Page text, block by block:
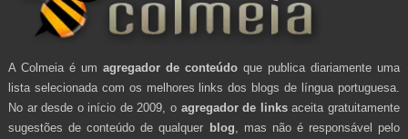
A Colmeia é um agregador de conteúdo que publica diariamente uma
lista selecionada com os melhores links dos blogs de língua portuguesa.
No ar desde o início de 2009, o agregador de linksaceita gratuitamente
sugestões de conteúdo de qualquer blog , mas não é responsável pelo